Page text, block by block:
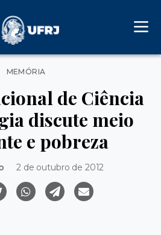
Categorias
MEMÓRIA
de Ciência
discute meio
e pobreza
2 de outubro de 2012